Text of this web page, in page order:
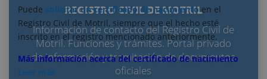
REGISTRO CIVIL DE MOTRIL
Información de contacto del Registro Civil de
Motril. Funciones y trámites. Portal privado
de información y tramitación de documentos
oficiales
Puede solicitar un certificado de nacimientoen el
Registro Civil de Motril, siempre que el hecho esté
inscrito en el registro mencionado anteriormente.
Más información acerca del certificado de nacimiento
Leer más